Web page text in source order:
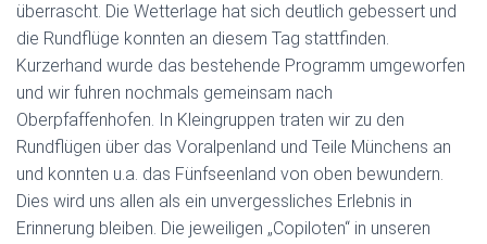
überrascht. Die Wetterlage hat sich deutlich gebessert und
die Rundflüge konnten an diesem Tag stattfinden.
Kurzerhand wurde das bestehende Programm umgeworfen
und wir fuhren nochmals gemeinsam nach
Oberpfaffenhofen. In Kleingruppen traten wir zu den
Rundflügen über das Voralpenland und Teile Münchens an
und konnten u.a. das Fünfseenland von oben bewundern.
Dies wird uns allen als ein unvergessliches Erlebnis in
Erinnerung bleiben. Die jeweiligen „Copiloten“ in unseren